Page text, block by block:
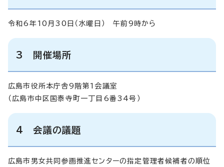
令和6年10月30日（水曜日） 午前9時から
3 開催場所
広島市役所本庁舎9階第1会議室
（広島市中区国泰寺町一丁目6番34号）
4 会議の議題
広島市男女共同参画推進センターの指定管理者候補者の順位